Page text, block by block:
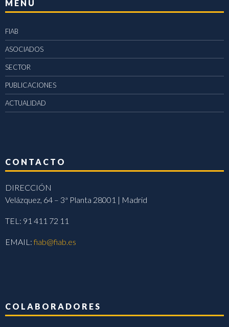
MENÚ
FIAB
ASOCIADOS
SECTOR
PUBLICACIONES
ACTUALIDAD
CONTACTO
DIRECCIÓN
Velázquez, 64 – 3ª Planta 28001 | Madrid
TEL: 91 411 72 11
EMAIL:fiab@fiab.es
COLABORADORES